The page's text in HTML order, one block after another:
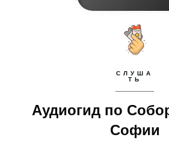
СЛУША
ТЬ
Аудиогид по
Софии